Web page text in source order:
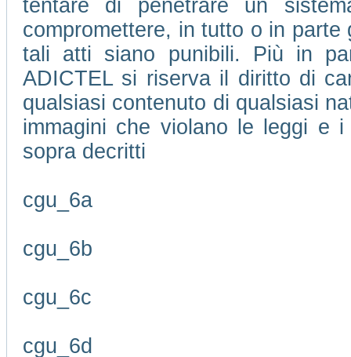
tentare di penetrare un
compromettere, in tutto o in
tali atti siano punibili. Più in
ADICTEL si riserva il diritto di
qualsiasi contenuto di qualsiasi
immagini che violano le leggi e
sopra decritti
cgu_6a
cgu_6b
cgu_6c
cgu_6d